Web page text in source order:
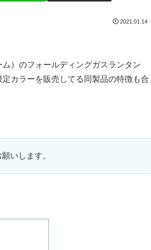
2021.01.14
）のフォールディングガスランタン
カラーを販売してる同製品の特徴も合
いします。